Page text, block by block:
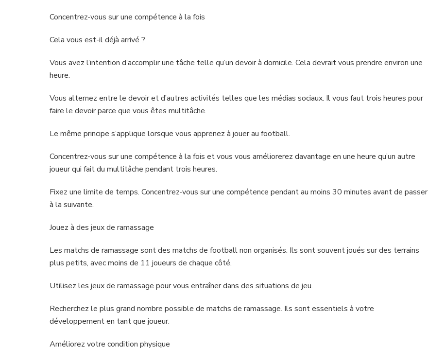
Concentrez-vous sur une compétence à la fois
Cela vous est-il déjà arrivé ?
Vous avez l’intention d’accomplir une tâche telle qu’un devoir à domicile. Cela devrait vous prendre environ une
heure.
Vous alternez entre le devoir et d’autres activités telles que les médias sociaux. Il vous faut trois heures pour
faire le devoir parce que vous êtes multitâche.
Le même principe s’applique lorsque vous apprenez à jouer au football.
Concentrez-vous sur une compétence à la fois et vous vous améliorerez davantage en une heure qu’un autre
joueur qui fait du multitâche pendant trois heures.
Fixez une limite de temps. Concentrez-vous sur une compétence pendant au moins 30 minutes avant de passer
à la suivante.
Jouez à des jeux de ramassage
Les matchs de ramassage sont des matchs de football non organisés. Ils sont souvent joués sur des terrains
plus petits, avec moins de 11 joueurs de chaque côté.
Utilisez les jeux de ramassage pour vous entraîner dans des situations de jeu.
Recherchez le plus grand nombre possible de matchs de ramassage. Ils sont essentiels à votre
développement en tant que joueur.
Améliorez votre condition physique